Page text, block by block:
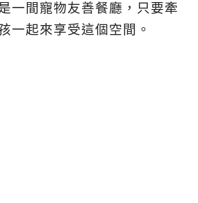
一間寵物友善餐廳，只要牽
一起來享受這個空間。